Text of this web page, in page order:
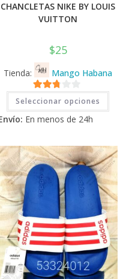
CHANCLETAS NIKE BY LOUIS
VUITTON
$25
Tienda: Mango Habana
2.71
de 5
Seleccionar opciones
Este
tiene
se
en
la
de
En menos de 24h